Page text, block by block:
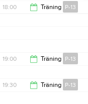
18:00 Träning P-13
19:00 Träning P-13
20:00
19:30 Träning P-13